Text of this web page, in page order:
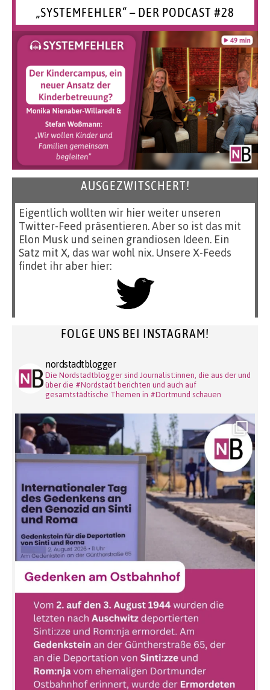
„SYSTEMFEHLER“ – DER PODCAST #28
AUSGEZWITSCHERT!
Eigentlich wollten wir hier weiter unseren
Twitter-Feed präsentieren. Aber so ist das mit
Elon Musk und seinen grandiosen Ideen. Ein
Satz mit X, das war wohl nix. Unsere X-Feeds
findet ihr aber hier:
FOLGE UNS BEI INSTAGRAM!
nordstadtblogger
Die Nordstadtblogger sind Journalist:innen, die aus der und
über die #Nordstadt berichten und auch auf
gesamtstädtische Themen in #Dortmund schauen